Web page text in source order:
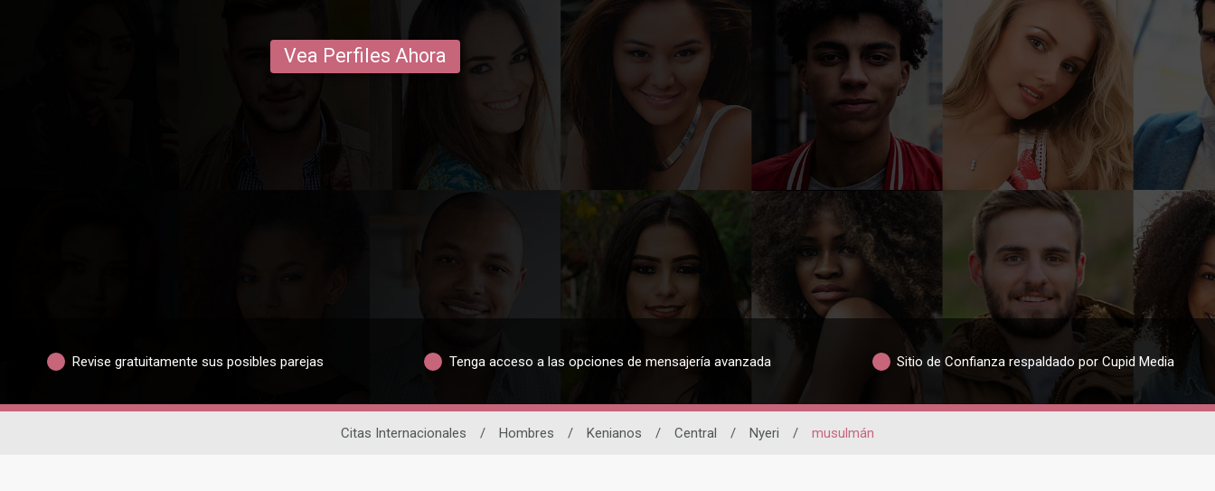
Vea Perfiles Ahora
Revise gratuitamente sus posibles parejas Tenga acceso a las opciones de mensajería avanzada Sitio de Confianza respaldado por Cupid Media
Citas Internacionales / Hombres / Kenianos / Central / Nyeri / musulmán